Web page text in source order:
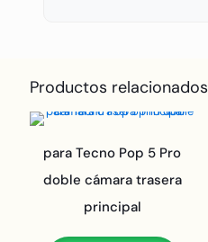
Productos relacionados
para Tecno Pop 5 Pro
doble cámara trasera
principal